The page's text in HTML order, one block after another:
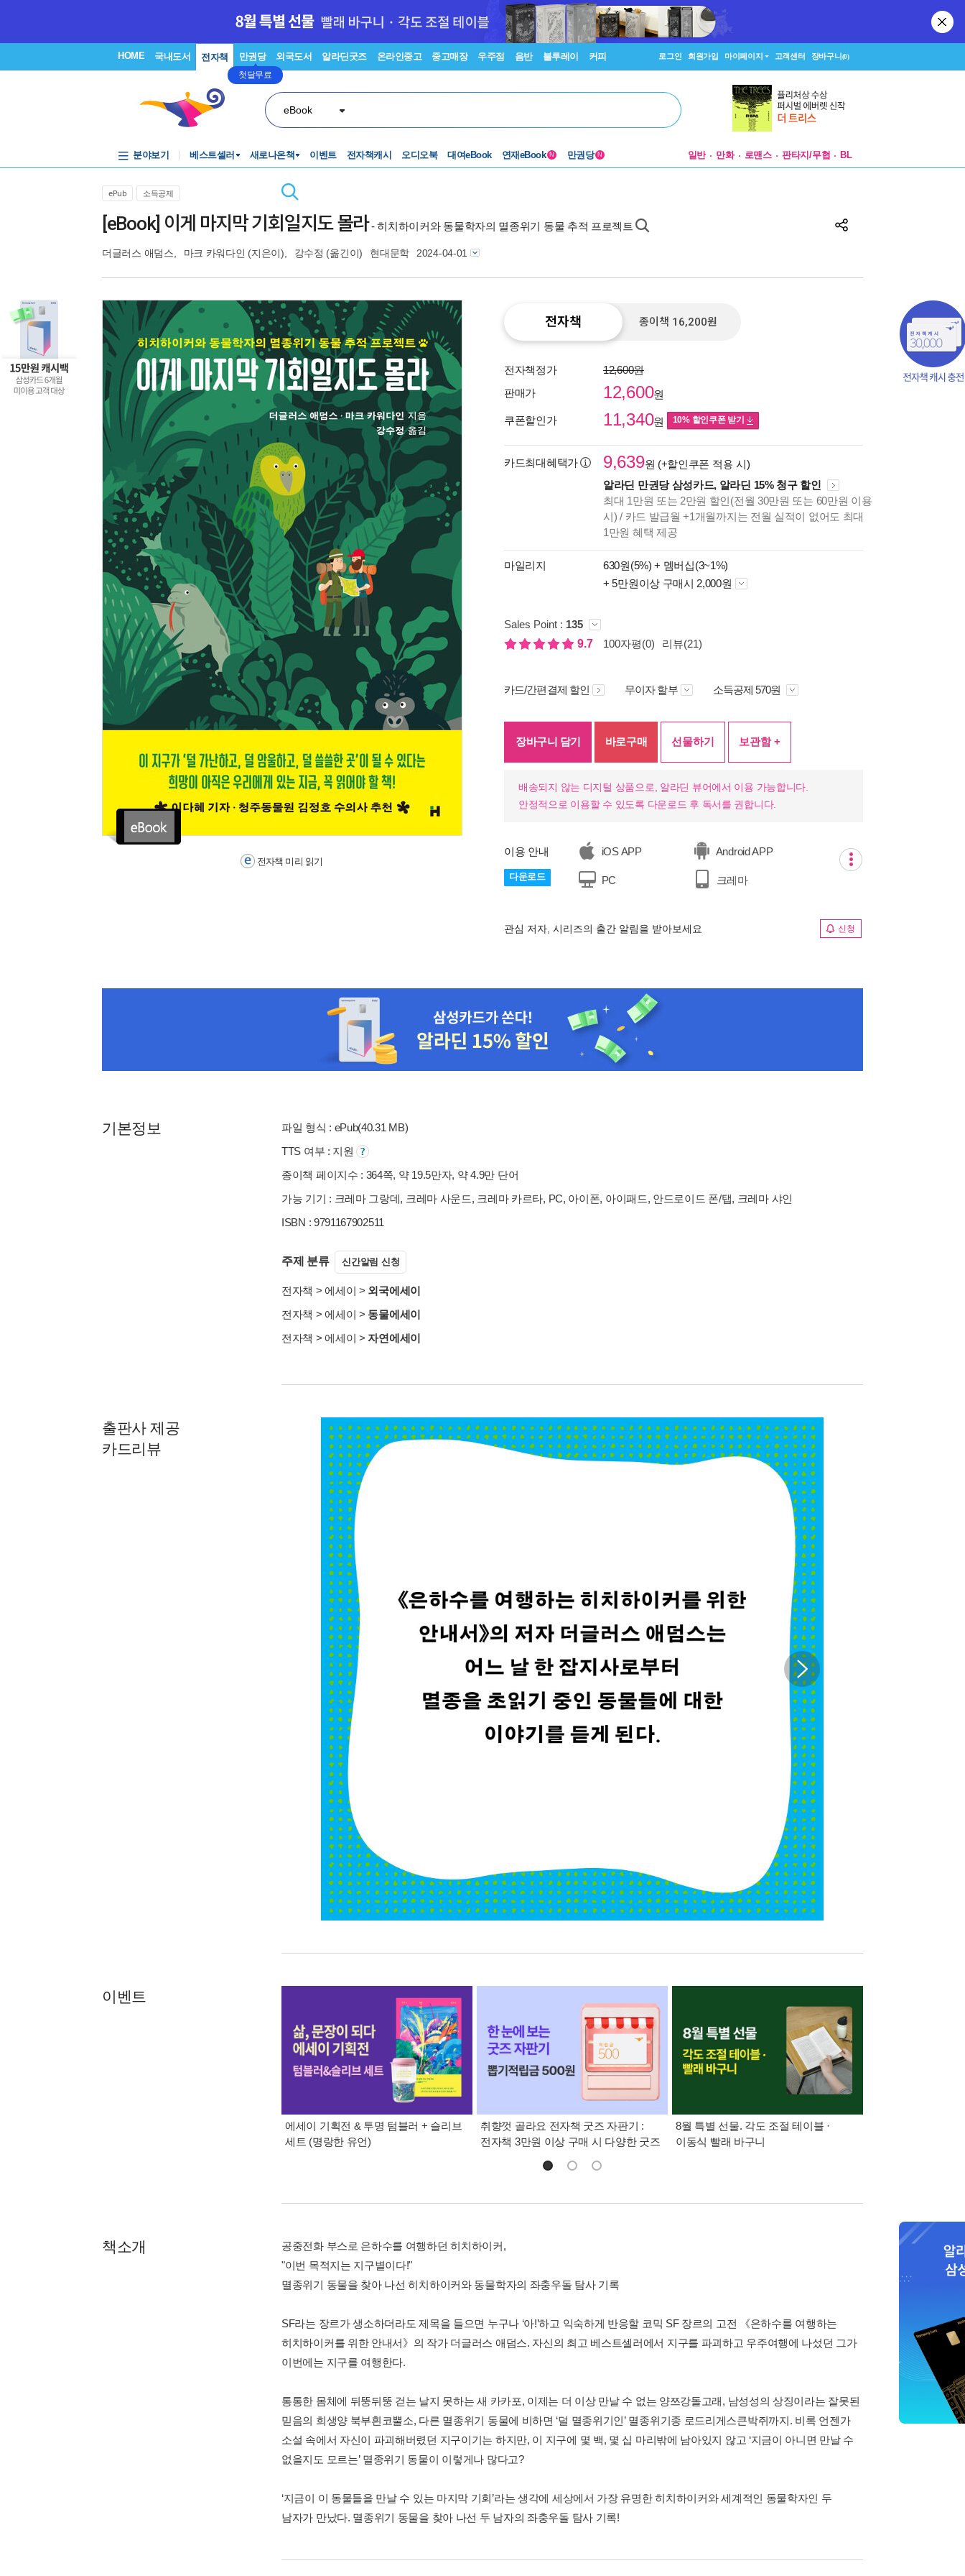
HOME 국내도서 전자책 만권당
첫달무료
외국도서 알라딘굿즈 온라인중고 중고매장 우주점 음반 블루레이 커피 로그인 회원가입 마이페이지 고객센터 장바구니(0)
eBook
분야보기 베스트셀러 새로나온책 이벤트 전자책캐시 오디오북 대여eBook 연재eBook N 만권당 N 일반 만화 로맨스 판타지/무협 BL
ePub 소득공제
[eBook] 이게 마지막 기회일지도 몰라- 히치하이커와 동물학자의 멸종위기 동물 추적 프로젝트
더글러스 애덤스 마크 카워다인 (지은이), 강수정 (옮긴이) 현대문학 2024-04-01
종이책의
미리보기
입니다.
전자책 미리 읽기
전자책 종이책 16,200원
전자책정가
12,600원
판매가
12,600원
쿠폰할인가 11,340원 10% 할인쿠폰 받기
카드최대혜택가 9,639원 (+할인쿠폰 적용 시)
알라딘 만권당 삼성카드, 알라딘 15% 청구 할인
최대 1만원 또는 2만원 할인(전월 30만원 또는 60만원 이용
시) / 카드 발급월 +1개월까지는 전월 실적이 없어도 최대
1만원 혜택 제공
마일리지 630원(5%) + 멤버십(3~1%)
+ 5만원이상 구매시 2,000원
Sales Point : 135
9.7
100자평(0) 리뷰(21)
카드/간편결제 할인 무이자 할부 소득공제 570원
장바구니 담기 바로구매 선물하기 보관함 +
배송되지 않는 디지털 상품으로, 알라딘 뷰어에서 이용 가능합니다.
안정적으로 이용할 수 있도록 다운로드 후 독서를 권합니다.
이용 안내
다운로드
iOS APP Android APP
PC 크레마
관심 저자, 시리즈의 출간 알림을 받아보세요 신청
기본정보
파일 형식 : ePub(40.31 MB)
TTS 여부 : 지원
종이책 페이지수 : 364쪽, 약 19.5만자, 약 4.9만 단어
가능 기기 : 크레마 그랑데, 크레마 사운드, 크레마 카르타, PC, 아이폰, 아이패드, 안드로이드 폰/탭, 크레마 샤인
ISBN : 9791167902511
주제 분류 신간알림 신청
전자책 > 에세이 > 외국에세이
전자책 > 에세이 > 동물에세이
전자책 > 에세이 >자연에세이
출판사 제공
카드리뷰
이벤트
에세이 기획전 & 투명 텀블러 + 슬리브
세트 (명랑한 유언)
취향껏 골라요 전자책 굿즈 자판기 :
전자책 3만원 이상 구매 시 다양한 굿즈
8월 특별 선물. 각도 조절 테이블 ·
이동식 빨래 바구니
책소개
공중전화 부스로 은하수를 여행하던 히치하이커,
"이번 목적지는 지구별이다!"
멸종위기 동물을 찾아 나선 히치하이커와 동물학자의 좌충우돌 탐사 기록
SF라는 장르가 생소하더라도 제목을 들으면 누구나 ‘아!’하고 익숙하게 반응할 코믹 SF 장르의 고전 《은하수를 여행하는
히치하이커를 위한 안내서》의 작가 더글러스 애덤스. 자신의 최고 베스트셀러에서 지구를 파괴하고 우주여행에 나섰던 그가
이번에는 지구를 여행한다.
통통한 몸체에 뒤뚱뒤뚱 걷는 날지 못하는 새 카카포, 이제는 더 이상 만날 수 없는 양쯔강돌고래, 남성성의 상징이라는 잘못된
믿음의 희생양 북부흰코뿔소, 다른 멸종위기 동물에 비하면 ‘덜 멸종위기인’ 멸종위기종 로드리게스큰박쥐까지. 비록 언젠가
소설 속에서 자신이 파괴해버렸던 지구이기는 하지만, 이 지구에 몇 백, 몇 십 마리밖에 남아있지 않고 ‘지금이 아니면 만날 수
없을지도 모르는’ 멸종위기 동물이 이렇게나 많다고?
‘지금이 이 동물들을 만날 수 있는 마지막 기회’라는 생각에 세상에서 가장 유명한 히치하이커와 세계적인 동물학자인 두
남자가 만났다. 멸종위기 동물을 찾아 나선 두 남자의 좌충우돌 탐사 기록!